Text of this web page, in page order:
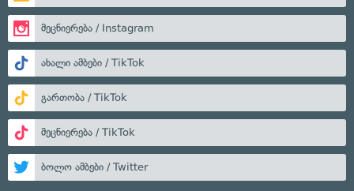
მეცნიერება / Instagram
ახალი ამბები / TikTok
გართობა / TikTok
მეცნიერება / TikTok
ბოლო ამბები / Twitter